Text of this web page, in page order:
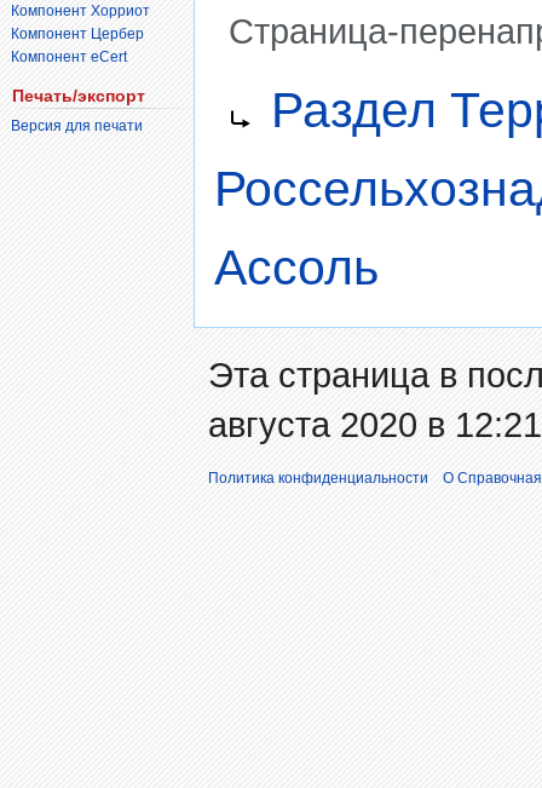
Страница-
Раздел
Ассоль
Компонент Хорриот
Компонент Цербер
Компонент eCert
Печать/экспорт
Версия для печати
Эта страница в
августа 2020 в
Политика конфиденциальности О Справочная